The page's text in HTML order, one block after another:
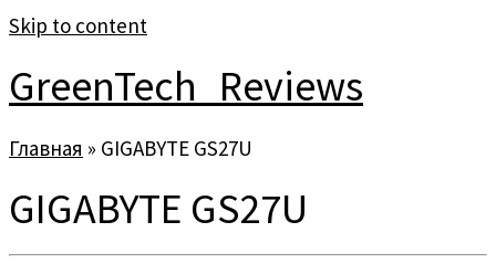
Skip to content
GreenTech_Reviews
Главная » GIGABYTE GS27U
GIGABYTE GS27U